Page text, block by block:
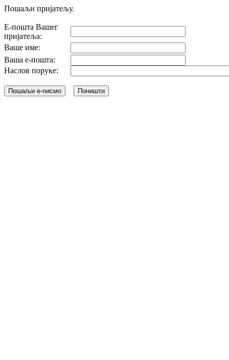
Пошаљи пријатељу.
Е-пошта Вашег
пријатеља:
Ваше име:
Ваша е-пошта:
Наслов поруке: